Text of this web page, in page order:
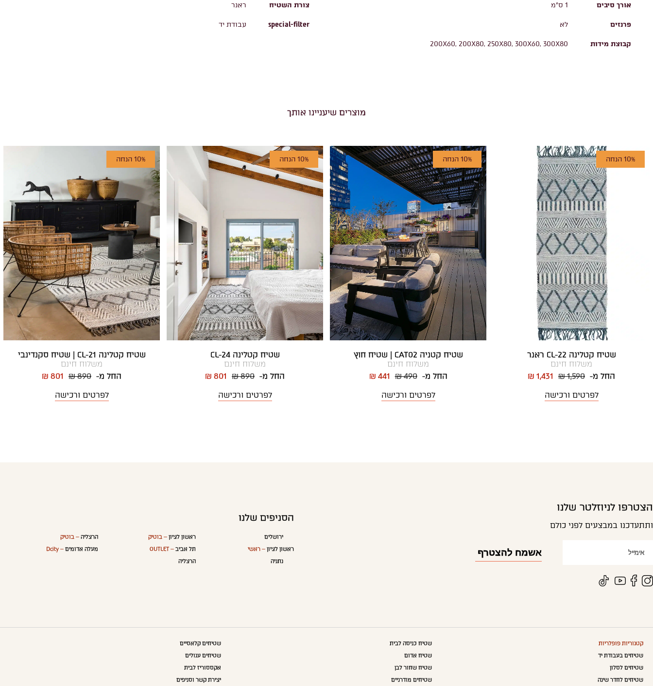
אורך סיבים 1 ס"מ צורת השטיח ראנר
פרנזים לא special-filter עבודת יד
קבוצת מידות 200X60, 200X80, 250X80, 300X60, 300X80
מוצרים שיעניינו אותך
10% הנחה
שטיח קטלינה CL-22 ראנר
משלוח חינם
החל מ- ₪ 1,590
₪ 1,431
לפרטים ורכישה
10% הנחה
שטיח קטניה CAT02 | שטיח חוץ
משלוח חינם
החל מ-₪ 490
₪ 441
לפרטים ורכישה
10% הנחה
שטיח קטלינה CL-24
משלוח חינם
החל מ- ₪ 890
₪ 801
לפרטים ורכישה
10% הנחה
שטיח קטלינה CL-21 | שטיח סקנדינבי
משלוח חינם
החל מ- ₪ 890
₪ 801
לפרטים ורכישה
הצטרפו לניוזלטר שלנו
ותתעדכנו במבצעים לפני כולם
הסניפים שלנו
ירושלים
ראשון לציון – ראשי
נתניה
ראשון לציון– בוטיק
תל אביב– OUTLET
הרצליה
הרצליה– בוטיק
מעלה אדומים – Dcity
קטגוריות פופלריות
שטיחים בעבודת יד
שטיחים לסלון
שטיחים לחדר שינה
שטיח כניסה לבית
שטיח אדום
שטיח שחור לבן
שטיחים מודרניים
שטיחים קלאסיים
שטיחים עגולים
אקססוריז לבית
יצירת קשר וסניפים